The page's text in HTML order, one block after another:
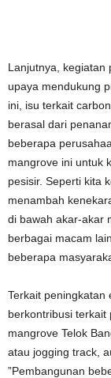
Lanjutnya, kegiatan
upaya mendukung
ini, isu terkait
berasal dari
beberapa
mangrove ini untuk
pesisir. Seperti kita
menambah
di bawah akar-akar
berbagai macam
beberapa
Terkait peningkatan
berkontribusi terkait
mangrove Telok
atau jogging track,
”Pembangunan